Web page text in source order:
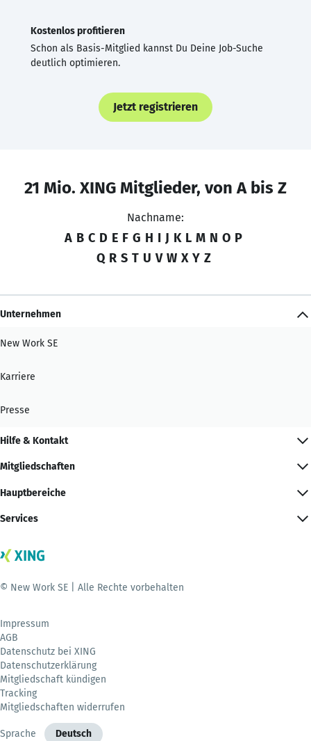
Kostenlos profitieren
Schon als Basis-Mitglied kannst Du Deine Job-Suche
deutlich optimieren.
Jetzt registrieren
21 Mio. XING Mitglieder, von A bis Z
Nachname:
A B C D E F G H I J K L M N O P
Q R S T U V W X Y Z
Unternehmen
New Work SE
Karriere
Presse
Hilfe & Kontakt
Mitgliedschaften
Hauptbereiche
Services
© New Work SE | Alle Rechte vorbehalten
Impressum
AGB
Datenschutz bei XING
Datenschutzerklärung
Mitgliedschaft kündigen
Tracking
Mitgliedschaften widerrufen
Sprache Deutsch